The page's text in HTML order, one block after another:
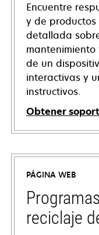
Encuentre
y de productos
detallada
de un
interactivas y
instructivos.
Obtener
se
abre
una
pestaña
nueva
PÁGINA WEB
reciclaje